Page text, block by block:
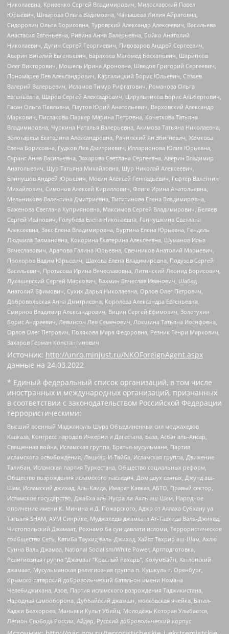
Николаевна, Кривенко Сергей Владимирович, Милославский Павел
Юрьевич, Шнырова Ольга Вадимовна, Чанышева Лилия Айратовна,
Сидорович Ольга Борисовна, Туровский Александр Алексеевич, Васильева
Анастасия Евгеньевна, Ривина Анна Валерьевна, Бойко Анатолий
Николаевич, Дугин Сергей Георгиевич, Пивоваров Андрей Сергеевич,
Аверин Виталий Евгеньевич, Барахоев Магомед Бекханович, Шарипков
Олег Викторович, Мошель Ирина Ароновна, Шведов Григорий Сергеевич,
Пономарев Лев Александрович, Каргалицкий Борис Юльевич, Созаев
Валерий Валерьевич, Исламов Тимур Рифгатович, Романова Ольга
Евгеньевна, Щаров Сергей Алексадрович, Цирульников Борис Альбертович,
Гасан Ольга Павловна, Паутов Юрий Анатольевич, Верховский Александр
Маркович, Пислакова-Паркер Марина Петровна, Кочеткова Татьяна
Владимировна, Чуркина Наталья Валерьевна, Акимова Татьяна Николаевна,
Золотарева Екатерина Александровна, Рачинский Ян Збигневич, Жемкова
Елена Борисовна, Гудков Лев Дмитриевич, Илларионова Юлия Юрьевна,
Саранг Анна Васильевна, Захарова Светлана Сергеевна, Аверин Владимир
Анатольевич, Щур Татьяна Михайловна, Щур Николай Алексеевич,
Блинушов Андрей Юрьевич, Мосин Алексей Геннадьевич, Гефтер Валентин
Михайлович, Симонов Алексей Кириллович, Флиге Ирина Анатольевна,
Мельникова Валентина Дмитриевна, Вититинова Елена Владимировна,
Баженова Светлана Куприяновна, Максимов Сергей Владимирович, Беляев
Сергей Иванович, Голубева Елена Николаевна, Ганнушкина Светлана
Алексеевна, Закс Елена Владимировна, Буртина Елена Юрьевна, Гендель
Людмила Залмановна, Кокорина Екатерина Алексеевна, Шуманов Илья
Вячеславович, Арапова Галина Юрьевна, Свечников Анатолий Мариевич,
Прохоров Вадим Юрьевич, Шахова Елена Владимировна, Подузов Сергей
Васильевич, Протасова Ирина Вячеславовна, Литинский Леонид Борисович,
Лукашевский Сергей Маркович, Бахмин Вячеслав Иванович, Шабад
Анатолий Ефимович, Сухих Дарья Николаевна, Орлов Олег Петрович,
Добровольская Анна Дмитриевна, Королева Александра Евгеньевна,
Смирнов Владимир Александрович, Вицин Сергей Ефимович, Золотухин
Борис Андреевич, Левинсон Лев Семенович, Локшина Татьяна Иосифовна,
Орлов Олег Петрович, Полякова Мара Федоровна, Резник Генри Маркович,
Захаров Герман Константинович
Источник: http://unro.minjust.ru/NKOForeignAgent.aspx
данные на 24.03.2022
* Единый федеральный список организаций, в том числе
иностранных и международных организаций, признанных
в соответствии с законодательством Российской Федерации
террористическими:
Высший военный Маджлисуль Шура Объединенных сил моджахедов
Кавказа, Конгресс народов Ичкерии и Дагестана, База, Асбат аль-Ансар,
Священная война, Исламская группа, Братья-мусульмане, Партия
исламского освобождения, Лашкар-И-Тайба, Исламская группа, Движение
Талибан, Исламская партия Туркестана, Общество социальных реформ,
Общество возрождения исламского наследия, Дом двух святых, Джунд аш-
Шам, Исламский джихад, Аль-Каида, Имарат Кавказ, АБТО, Правый сектор,
Исламское государство, Джабха аль-Нусра ли-Ахль аш-Шам, Народное
ополчение имени К. Минина и Д. Пожарского, Аджр от Аллаха Субхану уа
Тагьаля SHAM, АУМ Синрике, Муджахеды джамаата Ат-Тавхида Валь-Джихад,
Чистопольский Джамаат, Рохнамо ба суи давлати исломи, Террористическое
сообщество Сеть, Катиба Таухид валь-Джихад, Хайят Тахрир аш-Шам, Ахлю
Сунна Валь Джамаа, National Socialism/White Power, Артподготовка,
Религиозная группа “Джамаат “Красный пахарь”, Колумбайн, Хатлонский
джамаат, Мусульманская религиозная группа п. Кушкуль г. Оренбург,
Крымско-татарский добровольческий батальон имени Номана
Челебиджихана, Азов, Партия исламского возрождения Таджикистана,
Народная самооборона, Дуббайский джамаат, московская ячейка, Батал-
Хаджи Белхороев, Маньяки Культ Убийц, Молодёжь Которая Улыбается,
Легион Свобода России, Айдар, Русский добровольческий корпус